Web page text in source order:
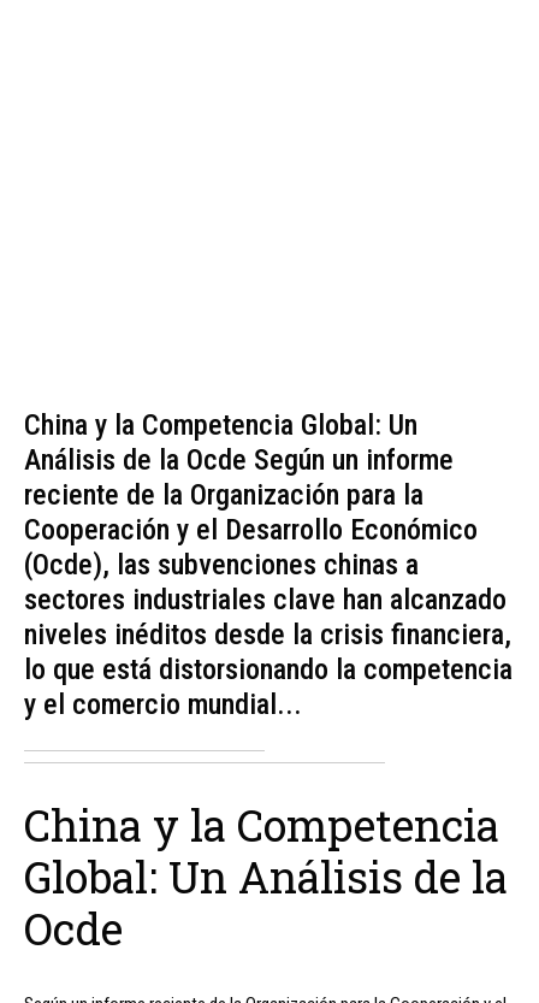
China y la Competencia Global: Un
Análisis de la Ocde Según un informe
reciente de la Organización para la
Cooperación y el Desarrollo Económico
(Ocde), las subvenciones chinas a
sectores industriales clave han alcanzado
niveles inéditos desde la crisis financiera,
lo que está distorsionando la competencia
y el comercio mundial...
China y la Competencia
Global: Un Análisis de la
Ocde